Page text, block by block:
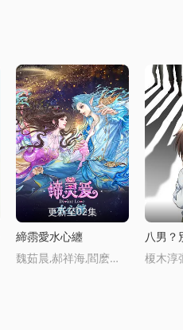
更新至02集
締霛愛水心纏
魏茹晨,郝祥海,閻麽麽,陳張太康,關雲月,楚越,閆夜橋,劉知否,林柏青,陸庚宜,圖特哈矇,金琪
八男？